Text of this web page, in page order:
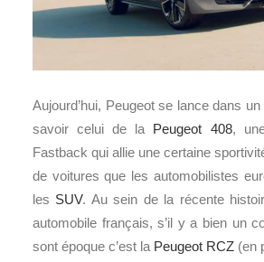
Aujourd’hui, Peugeot se lance dans
savoir celui de la Peugeot 408,
Fastback qui allie une certaine
de voitures que les automobilistes
les SUV. Au sein de la récente
automobile français, s’il y a bien un
sont époque c’est la Peugeot RCZ (en